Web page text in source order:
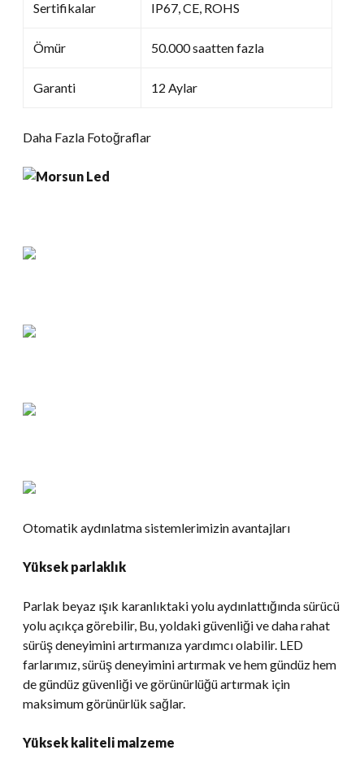
Sertifikalar IP67, CE, ROHS
Ömür 50.000 saatten fazla
Garanti 12 Aylar
Daha Fazla Fotoğraflar
Otomatik aydınlatma sistemlerimizin avantajları
Yüksek parlaklık
Parlak beyaz ışık karanlıktaki yolu aydınlattığında sürücü
yolu açıkça görebilir, Bu, yoldaki güvenliği ve daha rahat
sürüş deneyimini artırmanıza yardımcı olabilir. LED
farlarımız, sürüş deneyimini artırmak ve hem gündüz hem
de gündüz güvenliği ve görünürlüğü artırmak için
maksimum görünürlük sağlar.
Yüksek kaliteli malzeme